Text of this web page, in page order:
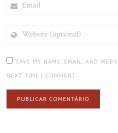
(OPTIONAL)
SAVE MY NAME, EMAIL, AND
NEXT TIME I COMMENT.